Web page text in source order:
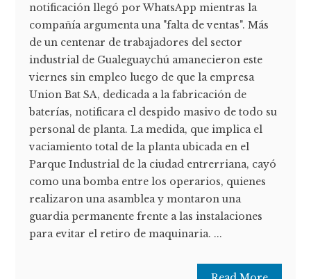
notificación llegó por WhatsApp mientras la
compañía argumenta una "falta de ventas". Más
de un centenar de trabajadores del sector
industrial de Gualeguaychú amanecieron este
viernes sin empleo luego de que la empresa
Union Bat SA, dedicada a la fabricación de
baterías, notificara el despido masivo de todo su
personal de planta. La medida, que implica el
vaciamiento total de la planta ubicada en el
Parque Industrial de la ciudad entrerriana, cayó
como una bomba entre los operarios, quienes
realizaron una asamblea y montaron una
guardia permanente frente a las instalaciones
para evitar el retiro de maquinaria. ...